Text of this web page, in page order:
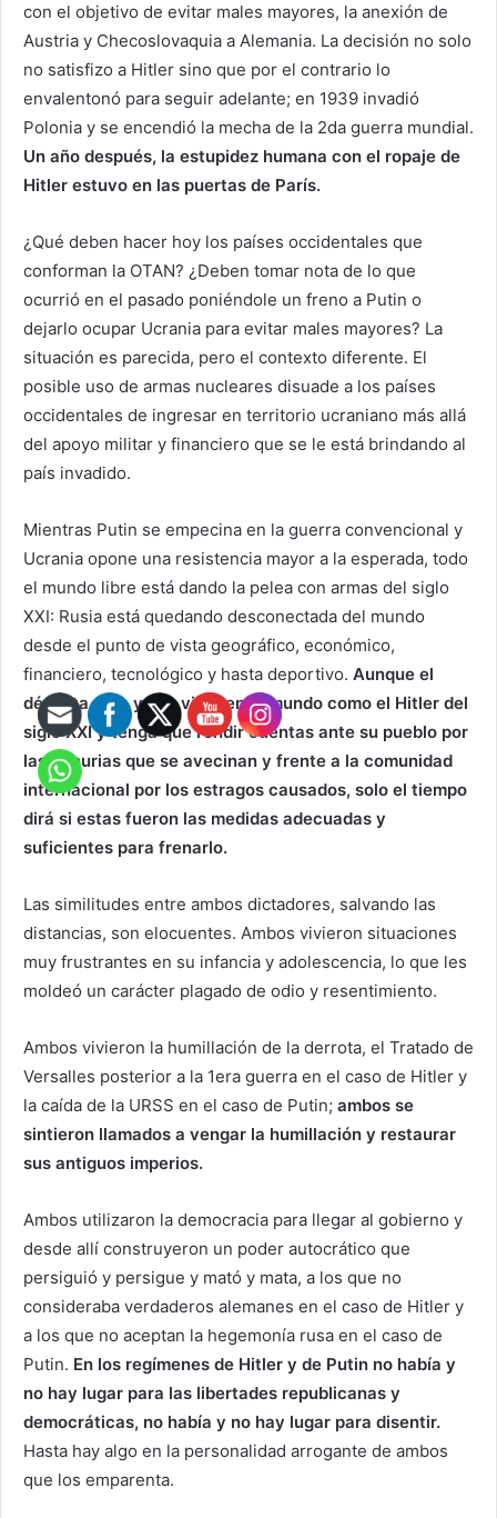
con el objetivo de evitar males mayores, la anexión de
Austria y Checoslovaquia a Alemania. La decisión no solo
no satisfizo a Hitler sino que por el contrario lo
envalentonó para seguir adelante; en 1939 invadió
Polonia y se encendió la mecha de la 2da guerra mundial.
Un año después, la estupidez humana con el ropaje de
Hitler estuvo en las puertas de París.
¿Qué deben hacer hoy los países occidentales que
conforman la OTAN? ¿Deben tomar nota de lo que
ocurrió en el pasado poniéndole un freno a Putin o
dejarlo ocupar Ucrania para evitar males mayores? La
situación es parecida, pero el contexto diferente. El
posible uso de armas nucleares disuade a los países
occidentales de ingresar en territorio ucraniano más allá
del apoyo militar y financiero que se le está brindando al
país invadido.
Mientras Putin se empecina en la guerra convencional y
Ucrania opone una resistencia mayor a la esperada, todo
el mundo libre está dando la pelea con armas del siglo
XXI: Rusia está quedando desconectada del mundo
desde el punto de vista geográfico, económico,
financiero, tecnológico y hasta deportivo. Aunque el
déspota ruso ya es visto en el mundo como el Hitler del
siglo XXI y tenga que rendir cuentas ante su pueblo por
las penurias que se avecinan y frente a la comunidad
internacional por los estragos causados, solo el tiempo
dirá si estas fueron las medidas adecuadas y
suficientes para frenarlo.
Las similitudes entre ambos dictadores, salvando las
distancias, son elocuentes. Ambos vivieron situaciones
muy frustrantes en su infancia y adolescencia, lo que les
moldeó un carácter plagado de odio y resentimiento.
Ambos vivieron la humillación de la derrota, el Tratado de
Versalles posterior a la 1era guerra en el caso de Hitler y
la caída de la URSS en el caso de Putin; ambos se
sintieron llamados a vengar la humillación y restaurar
sus antiguos imperios.
Ambos utilizaron la democracia para llegar al gobierno y
desde allí construyeron un poder autocrático que
persiguió y persigue y mató y mata, a los que no
consideraba verdaderos alemanes en el caso de Hitler y
a los que no aceptan la hegemonía rusa en el caso de
Putin. En los regímenes de Hitler y de Putin no había y
no hay lugar para las libertades republicanas y
democráticas, no había y no hay lugar para disentir.
Hasta hay algo en la personalidad arrogante de ambos
que los emparenta.